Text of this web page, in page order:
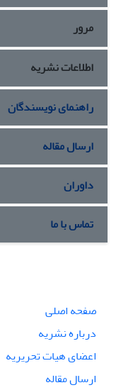
مرور
اطلاعات نشریه
راهنمای نویسندگان
ارسال مقاله
داوران
تماس با ما
صفحه اصلی
درباره نشریه
اعضای هیات تحریریه
ارسال مقاله